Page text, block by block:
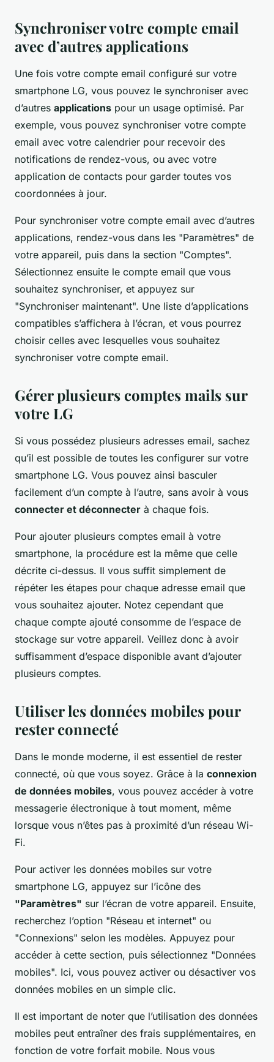
Synchroniser votre compte email
avec d’autres applications
Une fois votre compte email configuré sur votre
smartphone LG, vous pouvez le synchroniser avec
d’autres applications pour un usage optimisé. Par
exemple, vous pouvez synchroniser votre compte
email avec votre calendrier pour recevoir des
notifications de rendez-vous, ou avec votre
application de contacts pour garder toutes vos
coordonnées à jour.
Pour synchroniser votre compte email avec d’autres
applications, rendez-vous dans les "Paramètres" de
votre appareil, puis dans la section "Comptes".
Sélectionnez ensuite le compte email que vous
souhaitez synchroniser, et appuyez sur
"Synchroniser maintenant". Une liste d’applications
compatibles s’affichera à l’écran, et vous pourrez
choisir celles avec lesquelles vous souhaitez
synchroniser votre compte email.
Gérer plusieurs comptes mails sur
votre LG
Si vous possédez plusieurs adresses email, sachez
qu’il est possible de toutes les configurer sur votre
smartphone LG. Vous pouvez ainsi basculer
facilement d’un compte à l’autre, sans avoir à vous
connecter et déconnecter à chaque fois.
Pour ajouter plusieurs comptes email à votre
smartphone, la procédure est la même que celle
décrite ci-dessus. Il vous suffit simplement de
répéter les étapes pour chaque adresse email que
vous souhaitez ajouter. Notez cependant que
chaque compte ajouté consomme de l’espace de
stockage sur votre appareil. Veillez donc à avoir
suffisamment d’espace disponible avant d’ajouter
plusieurs comptes.
Utiliser les données mobiles pour
rester connecté
Dans le monde moderne, il est essentiel de rester
connecté, où que vous soyez. Grâce à la connexion
de données mobiles, vous pouvez accéder à votre
messagerie électronique à tout moment, même
lorsque vous n’êtes pas à proximité d’un réseau Wi-
Fi.
Pour activer les données mobiles sur votre
smartphone LG, appuyez sur l’icône des
"Paramètres" sur l’écran de votre appareil. Ensuite,
recherchez l’option "Réseau et internet" ou
"Connexions" selon les modèles. Appuyez pour
accéder à cette section, puis sélectionnez "Données
mobiles". Ici, vous pouvez activer ou désactiver vos
données mobiles en un simple clic.
Il est important de noter que l’utilisation des données
mobiles peut entraîner des frais supplémentaires, en
fonction de votre forfait mobile. Nous vous